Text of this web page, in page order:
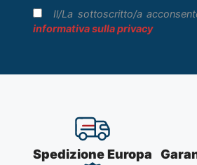
Il/La sottoscritto/a
informativa sulla privacy
Spedizione Europa